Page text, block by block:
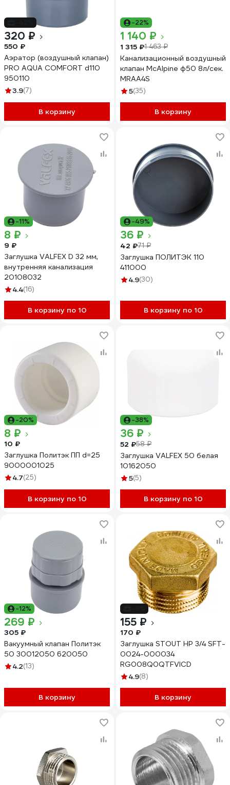
320 ₽
550 ₽
Аэратор (воздушный клапан)
PRO AQUA COMFORT d110
950110
3.9(7)
В корзину
-22%
1 140 ₽
1 315 ₽1 463 ₽
Канализационный воздушный
клапан McAlpine ф50 8л/сек.
MRAA4S
5(35)
В корзину
-11%
8 ₽
9 ₽
Заглушка VALFEX D 32 мм,
внутренняя канализация
20108032
4.4(16)
В корзину по 10
-49%
36 ₽
42 ₽71 ₽
Заглушка ПОЛИТЭК 110
411000
4.9(30)
В корзину по 10
-20%
8 ₽
10 ₽
Заглушка Политэк ПП d=25
9000001025
4.7(25)
В корзину по 10
-38%
36 ₽
52 ₽58 ₽
Заглушка VALFEX 50 белая
10162050
5(5)
В корзину по 10
-12%
269 ₽
305 ₽
Вакуумный клапан Политэк
50 30012050 620050
4.2(13)
В корзину
155 ₽
170 ₽
Заглушка STOUT НР 3/4 SFT-
0024-000034
RG008Q0QTFVICD
4.9(8)
В корзину